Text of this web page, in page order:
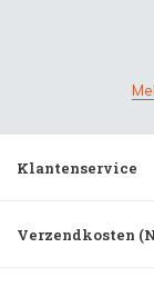
Klantenservice
Verzendkosten